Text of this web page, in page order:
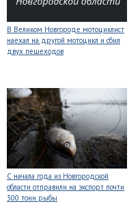
В Великом Новгороде мотоциклист
наехал на другой мотоцикл и сбил
двух пешеходов
С начала года из Новгородской
области отправили на экспорт почти
300 тонн рыбы